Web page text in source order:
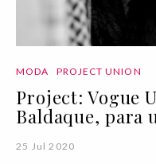
MODA PROJECT UNION
Project: Vogue
Baldaque, para
25 Jul 2020